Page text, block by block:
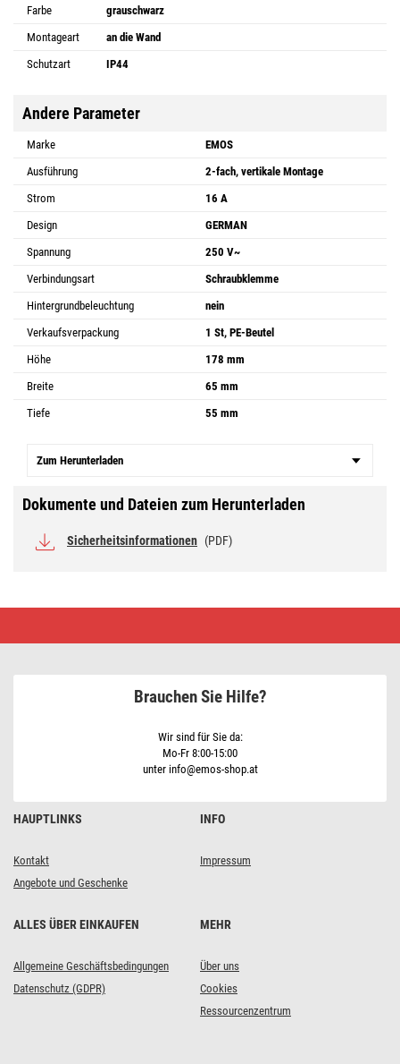
Farbe
grauschwarz
Montageart
an die Wand
Schutzart
IP44
Andere Parameter
Marke
EMOS
Ausführung
2-fach, vertikale Montage
Strom
16 A
Design
GERMAN
Spannung
250 V~
Verbindungsart
Schraubklemme
Hintergrundbeleuchtung
nein
Verkaufsverpackung
1 St, PE-Beutel
Höhe
178 mm
Breite
65 mm
Tiefe
55 mm
Zum Herunterladen
Dokumente und Dateien zum Herunterladen
Sicherheitsinformationen (PDF)
HAUPTLINKS
Kontakt
Angebote und Geschenke
INFO
Impressum
ALLES ÜBER EINKAUFEN
Allgemeine Geschäftsbedingungen
Datenschutz (GDPR)
MEHR
Über uns
Cookies
Ressourcenzentrum
Brauchen Sie Hilfe?
Wir sind für Sie da:
Mo-Fr 8:00-15:00
unter info@emos-shop.at